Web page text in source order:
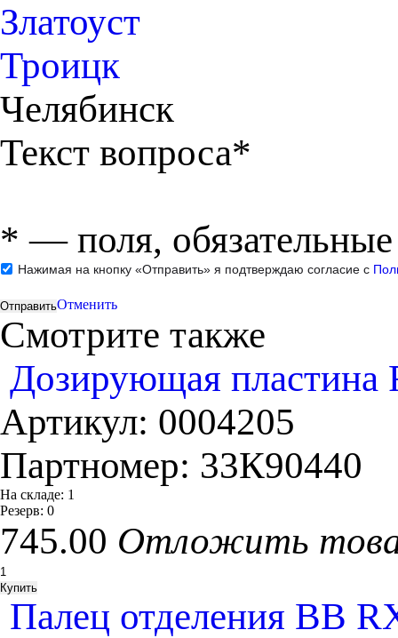
Златоуст
Троицк
Челябинск
Текст вопроса*
* — поля,
Нажимая на кнопку «Отправить» я подтверждаю согласие с
Отменить
Смотрите также
Дозирующая пластина
Артикул: 0004205
Партномер: 33К90440
На складе: 1
Резерв: 0
745.00 Отложить
Палец отделения ВВ